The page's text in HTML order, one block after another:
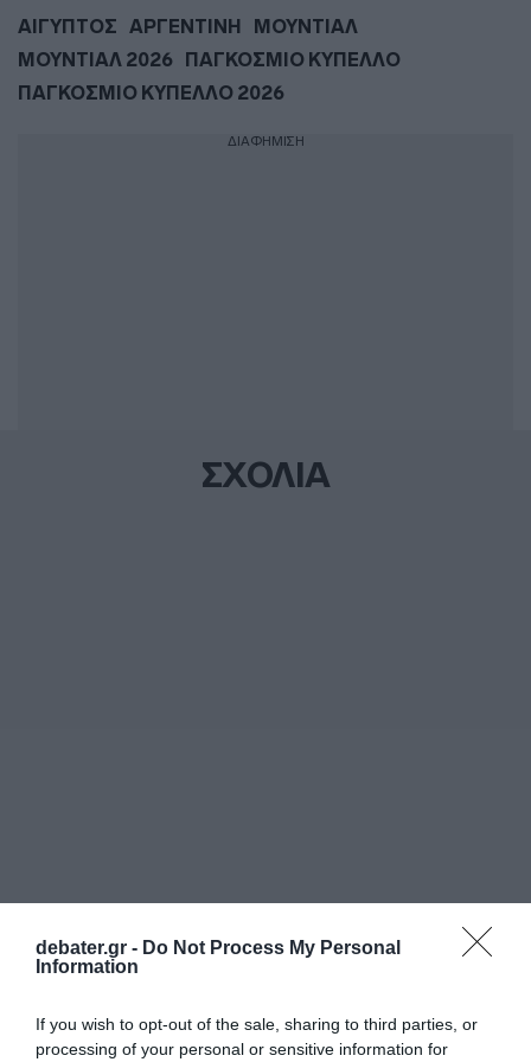
debater.gr - Do Not Process My Personal
Information
If you wish to opt-out of the sale, sharing to third parties, or
processing of your personal or sensitive information for
ΑΙΓΥΠΤΟΣ ΑΡΓΕΝΤΙΝΗ
ΜΟΥΝΤΙΑΛ
ΜΟΥΝΤΙΑΛ 2026
ΠΑΓΚΟΣΜΙΟ ΚΥΠΕΛΛΟ
ΠΑΓΚΟΣΜΙΟ ΚΥΠΕΛΛΟ 2026
ΔΙΑΦΗΜΙΣΗ
ΣΧΟΛΙΑ